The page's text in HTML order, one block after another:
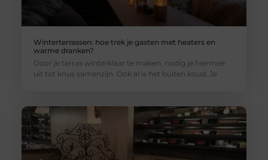
Winterterrassen: hoe trek je gasten met heaters en
warme dranken?
Door je terras winterklaar te maken, nodig je hiermee
uit tot knus samenzijn. Ook al is het buiten koud. Je